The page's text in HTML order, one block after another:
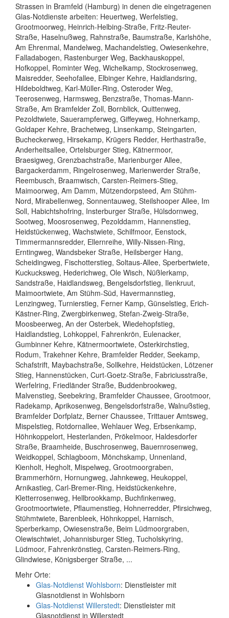
Strassen in Bramfeld (Hamburg) in denen die eingetragenen
Glas-Notdienste arbeiten: Heuertweg, Werfelstieg,
Grootmoorweg, Heinrich-Helbing-Straße, Fritz-Reuter-
Straße, Haselnußweg, Rahnstraße, Baumstraße, Karlshöhe,
Am Ehrenmal, Mandelweg, Machandelstieg, Owiesenkehre,
Falladabogen, Rastenburger Weg, Backhauskoppel,
Hofkoppel, Rominter Weg, Wichelkamp, Stockrosenweg,
Maisredder, Seehofallee, Elbinger Kehre, Haidlandsring,
Hildeboldtweg, Karl-Müller-Ring, Osteroder Weg,
Teerosenweg, Harmsweg, Benzstraße, Thomas-Mann-
Straße, Am Bramfelder Zoll, Bornblick, Quittenweg,
Pezoldtwiete, Sauerampferweg, Giffeyweg, Hohnerkamp,
Goldaper Kehre, Brachetweg, Linsenkamp, Steingarten,
Bucheckerweg, Hirsekamp, Krügers Redder, Herthastraße,
Anderheitsallee, Ortelsburger Stieg, Kätnermoor,
Braesigweg, Grenzbachstraße, Marienburger Allee,
Bargackerdamm, Ringelrosenweg, Marienwerder Straße,
Reembusch, Braamwisch, Carsten-Reimers-Stieg,
Maimoorweg, Am Damm, Mützendorpsteed, Am Stühm-
Nord, Mirabellenweg, Sonnentauweg, Steilshooper Allee, Im
Soll, Habichtshofring, Insterburger Straße, Hülsdornweg,
Sootweg, Moosrosenweg, Pezolddamm, Hannenstieg,
Heidstückenweg, Wachstwiete, Schilfmoor, Eenstock,
Timmermannsredder, Ellernreihe, Willy-Nissen-Ring,
Erntingweg, Wandsbeker Straße, Heilsberger Hang,
Scheidingweg, Fischotterstieg, Soltaus-Allee, Sperbertwiete,
Kuckucksweg, Hederichweg, Ole Wisch, Nüßlerkamp,
Sandstraße, Haidlandsweg, Bengelsdorfstieg, Ilenkruut,
Maimoortwiete, Am Stühm-Süd, Havermannstieg,
Lenzingweg, Turnierstieg, Ferner Kamp, Günselstieg, Erich-
Kästner-Ring, Zwergbirkenweg, Stefan-Zweig-Straße,
Moosbeerweg, An der Osterbek, Wiedehopfstieg,
Haidlandstieg, Lohkoppel, Fahrenkrön, Eulenacker,
Gumbinner Kehre, Kätnermoortwiete, Osterkirchstieg,
Rodum, Trakehner Kehre, Bramfelder Redder, Seekamp,
Schafstrift, Maybachstraße, Sollkehre, Heidstücken, Lötzener
Stieg, Hannenstücken, Curt-Goetz-Straße, Fabriciusstraße,
Werfelring, Friedländer Straße, Buddenbrookweg,
Malvenstieg, Seebekring, Bramfelder Chaussee, Grootmoor,
Radekamp, Aprikosenweg, Bengelsdorfstraße, Walnußstieg,
Bramfelder Dorfplatz, Berner Chaussee, Trittauer Amtsweg,
Mispelstieg, Rotdornallee, Wehlauer Weg, Erbsenkamp,
Höhnkoppelort, Hesterlanden, Prökelmoor, Haldesdorfer
Straße, Braamheide, Buschrosenweg, Bauernrosenweg,
Weidkoppel, Schlagboom, Mönchskamp, Unnenland,
Kienholt, Hegholt, Mispelweg, Grootmoorgraben,
Brammerhörn, Hornungweg, Jahnkeweg, Heukoppel,
Arnikastieg, Carl-Bremer-Ring, Heidstückenkehre,
Kletterrosenweg, Hellbrookkamp, Buchfinkenweg,
Grootmoortwiete, Pflaumenstieg, Hohnerredder, Pfirsichweg,
Stühmtwiete, Barenbleek, Höhnkoppel, Harnisch,
Sperberkamp, Owiesenstraße, Beim Lüdmoorgraben,
Olewischtwiet, Johannisburger Stieg, Tucholskyring,
Lüdmoor, Fahrenkrönstieg, Carsten-Reimers-Ring,
Glindwiese, Königsberger Straße, ...
Mehr Orte:
Glas-Notdienst Wohlsborn: Dienstleister mit
Glasnotdienst in Wohlsborn
Glas-Notdienst Willerstedt: Dienstleister mit
Glasnotdienst in Willerstedt